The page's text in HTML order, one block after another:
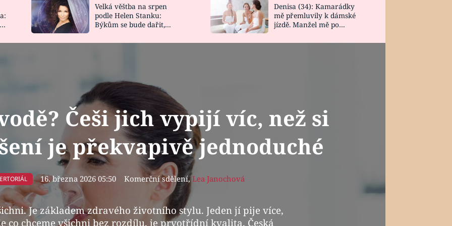
NOVINKY
VIDEORECEPTY
DESIGN
Velká věštba na srpen
podle Helen Stanku:
Býkům se bude dařit,
Denisa (34): Kamarádky
mě přemluvily k dámské
jízdě. Manžel mě po
Češi jich vypijí víc, než si
je překvapivě jednoduché
16. března 2026 05:50 Komerční sdělení, Lea Janochová
Je základem zdravého životního stylu. Jeden jí pije více,
co chceme všichni bez rozdílu, je prvotřídní kvalita. Česká